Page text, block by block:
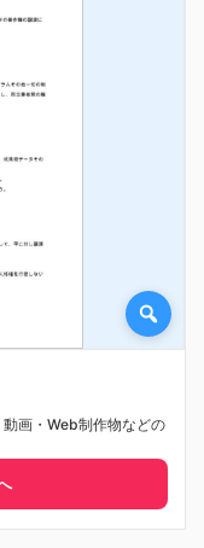
画・Web制作物などの